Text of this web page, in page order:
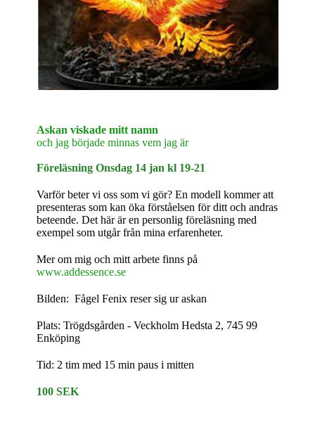
Askan viskade mitt namn
och jag började minnas vem jag är
Föreläsning Onsdag 14 jan kl 19-21
Varför beter vi oss som vi gör? En modell kommer att
presenteras som kan öka förståelsen för ditt och andras
beteende.Det här är en personlig föreläsning med
exempel som utgår från mina erfarenheter.
Mer om mig och mitt arbete finns på
www.addessence.se
Bilden: Fågel Fenix reser sig ur askan
Plats: Trögdsgården - Veckholm Hedsta 2, 745 99
Enköping
Tid: 2 tim med 15 min paus i mitten
100 SEK